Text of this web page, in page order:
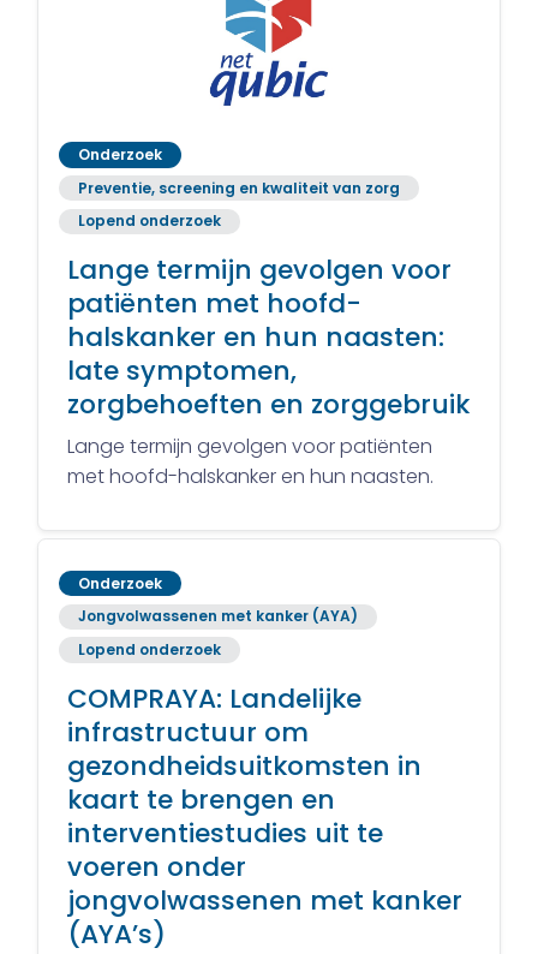
Onderzoek
Preventie, screening en kwaliteit van zorg
Lopend onderzoek
Lange termijn gevolgen voor
patiënten met hoofd-
halskanker en hun naasten:
late symptomen,
zorgbehoeften en zorggebruik
Lange termijn gevolgen voor patiënten
met hoofd-halskanker en hun naasten.
Onderzoek
Jongvolwassenen met kanker (AYA)
Lopend onderzoek
COMPRAYA: Landelijke
infrastructuur om
gezondheidsuitkomsten in
kaart te brengen en
interventiestudies uit te
voeren onder
jongvolwassenen met kanker
(AYA’s)